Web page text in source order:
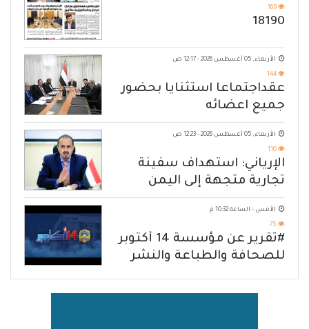
169
18190
الأربعاء, 05 أغسطس 2026 - 12:17 ص
144
عقداجتماعا استثنايا بحضور
جميع اعضائه
الأربعاء, 05 أغسطس 2026 - 12:23 ص
110
الإرياني: استهداف سفينة
تجارية متجهة إلى اليمن
يكشف حصار الحوثي للشعب
الأمس - الساعة 10:32 م
75
#تقرير عن مؤسسة 14 أكتوبر
للصحافة والطباعة والنشر